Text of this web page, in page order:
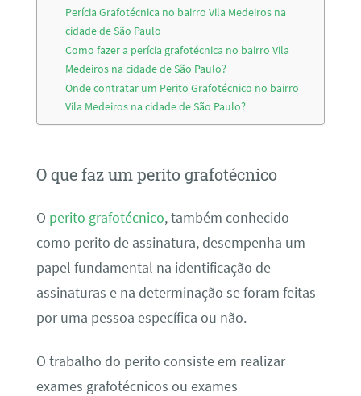
Perícia Grafotécnica no bairro Vila Medeiros na
cidade de São Paulo
Como fazer a perícia grafotécnica no bairro Vila
Medeiros na cidade de São Paulo?
Onde contratar um Perito Grafotécnico no bairro
Vila Medeiros na cidade de São Paulo?
O que faz um perito grafotécnico
O perito grafotécnico, também conhecido
como perito de assinatura, desempenha um
papel fundamental na identificação de
assinaturas e na determinação se foram feitas
por uma pessoa específica ou não.
O trabalho do perito consiste em realizar
exames grafotécnicos ou exames